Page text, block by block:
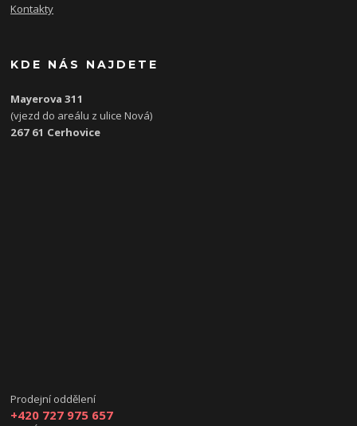
Kontakty
KDE NÁS NAJDETE
Mayerova 311
(vjezd do areálu z ulice Nová)
267 61 Cerhovice
Prodejní oddělení
+420 727 975 657